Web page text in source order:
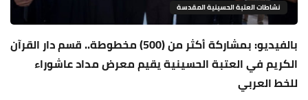
نشاطات العتبة الحسينية المقدسة
بالفيديو: بمشاركة أكثر من (500) مخطوطة.. قسم دار القرآن
الكريم في العتبة الحسينية يقيم معرض مداد عاشوراء
للخط العربي